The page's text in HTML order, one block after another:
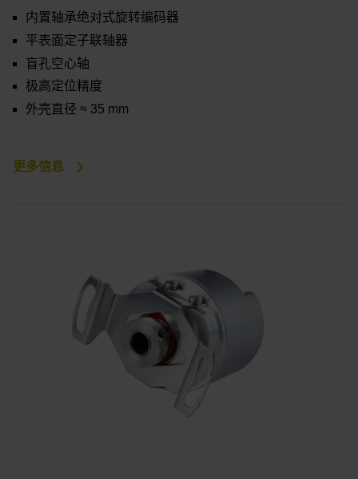
内置轴承绝对式旋转编码器
平表面定子联轴器
盲孔空心轴
极高定位精度
外壳直径 ≈ 35 mm
更多信息